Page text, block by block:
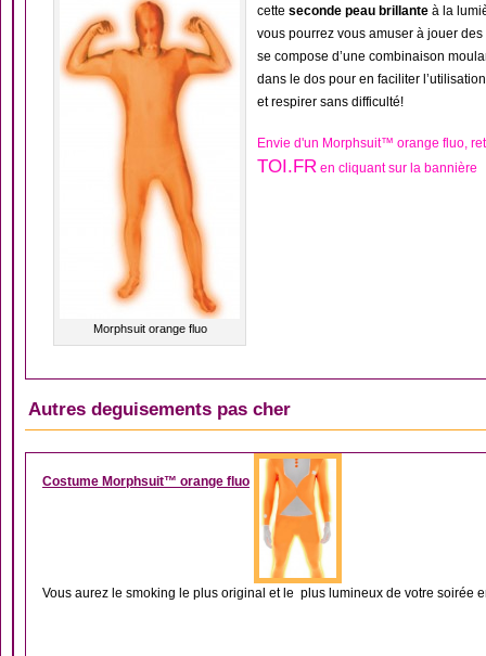
Morphsuit orange fluo
cette seconde peau brillante à la
vous pourrez vous amuser à jouer
se compose d’une combinaison
dans le dos pour en faciliter
et respirer sans difficulté!
Envie d'un Morphsuit™ orange fluo,
TOI.FR en cliquant sur la bannière
Autres deguisements pas cher
DÉGUISEMENT
Costume Morphsuit™ orange fluo
Vous aurez le smoking le plus original et le plus lumineux de votre soirée